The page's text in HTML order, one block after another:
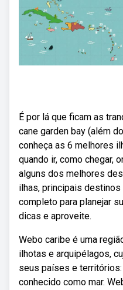
É por lá que ficam as
cane garden bay (além
conheça as 6 melhores
quando ir, como chegar,
alguns dos melhores
ilhas, principais destinos
completo para planejar
dicas e aproveite.
Webo caribe é uma
ilhotas e arquipélagos,
seus países e
conhecido como mar.